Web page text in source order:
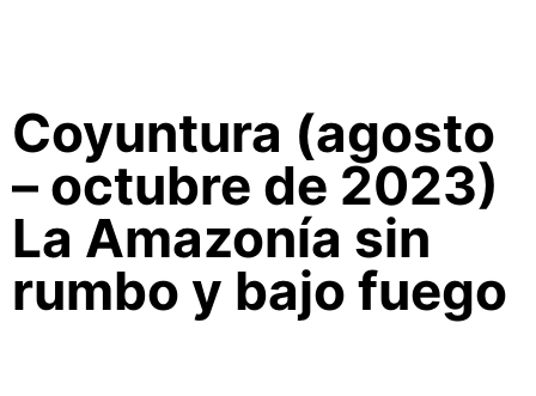
Coyuntura (agosto
– octubre de 2023)
La Amazonía sin
rumbo y bajo fuego